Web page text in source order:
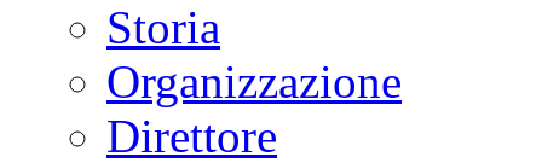
Storia
Organizzazione
Direttore